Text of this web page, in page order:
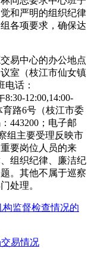
和严明的组织纪律
各项要求，确保达
易中心的办公地点
室（枝江市仙女镇
话：
12:00,14:00-
育路6号（枝江市委
443200；电子邮
组主要受理反映市
要岗位人员的来
组织纪律、廉洁纪
。其他不属于巡察
处理。
构监督检查情况的
易情况